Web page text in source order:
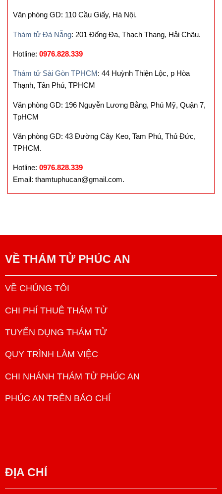
Văn phòng GD: 110 Cầu Giấy, Hà Nội.
Thám tử Đà Nẵng: 201 Đống Đa, Thạch Thang, Hải Châu.
Hotline: 0976.828.339
Thám tử Sài Gòn TPHCM: 44 Huỳnh Thiện Lộc, p Hòa
Thạnh, Tân Phú, TPHCM
Văn phòng GD: 196 Nguyễn Lương Bằng, Phú Mỹ, Quận 7,
TpHCM
Văn phòng GD: 43 Đường Cây Keo, Tam Phú, Thủ Đức,
TPHCM.
Hotline: 0976.828.339
Email: thamtuphucan@gmail.com.
VỀ THÁM TỬ PHÚC AN
VỀ CHÚNG TÔI
CHI PHÍ THUÊ THÁM TỬ
TUYỂN DỤNG THÁM TỬ
QUY TRÌNH LÀM VIỆC
CHI NHÁNH THÁM TỬ PHÚC AN
PHÚC AN TRÊN BÁO CHÍ
ĐỊA CHỈ